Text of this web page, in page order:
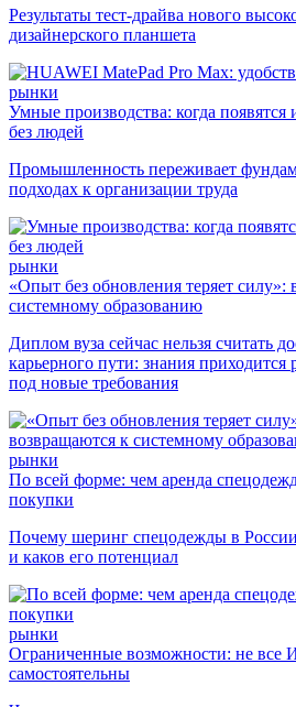
Результаты тест-драйва нового
дизайнерского планшета
рынки
Умные производства: когда появятся
без людей
Промышленность переживает
подходах к организации труда
рынки
«Опыт без обновления теряет силу»:
системному образованию
Диплом вуза сейчас нельзя считать
карьерного пути: знания приходится
под новые требования
рынки
По всей форме: чем аренда
покупки
Почему шеринг спецодежды в
и каков его потенциал
рынки
Ограниченные возможности: не все
самостоятельны